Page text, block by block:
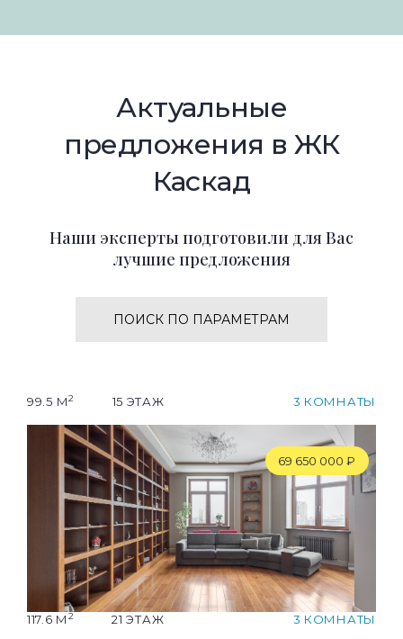
Актуальные
предложения в ЖК
Каскад
Наши эксперты подготовили для Вас
лучшие предложения
ПОИСК ПО ПАРАМЕТРАМ
99.5 М2 15 ЭТАЖ 3 КОМНАТЫ
69'650'000 ₽
117.6 М 2 21 ЭТАЖ 3 КОМНАТЫ